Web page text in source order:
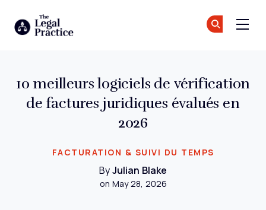
FACTURATION & SUIVI DU TEMPS
10 meilleurs logiciels de vérification
de factures juridiques évalués en
2026
By Julian Blake
on May 28, 2026